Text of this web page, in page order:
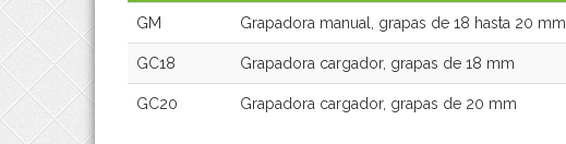
GM Grapadora manual, grapas de 18 hasta 20 mm
GC18 Grapadora cargador, grapas de 18 mm
GC20 Grapadora cargador, grapas de 20 mm